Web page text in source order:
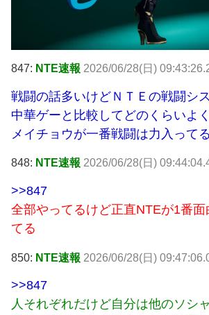
847: NTE速報 2026/06/28(日)
戦闘の話多いけどＮＴＥの戦闘シ
中華ゲーと比較してどのくらいよ
メイチョウが一番戦闘は力入って
848: NTE速報 2026/06/28(日)
>>847
全部やってるけど正直NTEが1番面
てる
850: NTE速報 2026/06/28(日)
>>847
人それぞれだけど自分は他のソシ